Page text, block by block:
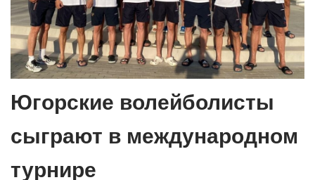
Югорские волейболисты
сыграют в международном
турнире